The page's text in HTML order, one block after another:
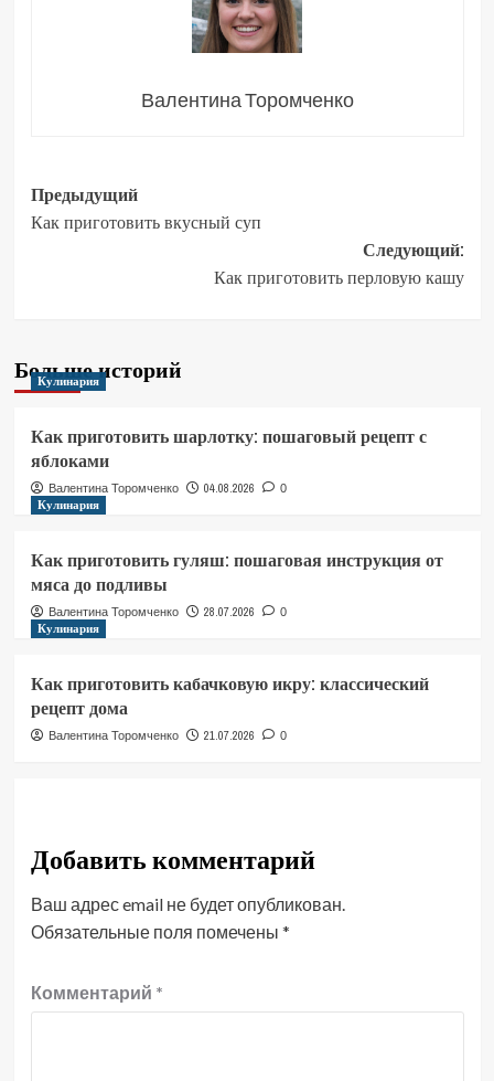
Валентина Торомченко
Навигация
записи
Предыдущий
Как приготовить вкусный суп
Следующий:
Как приготовить перловую кашу
Больше историй
Кулинария
Как приготовить шарлотку: пошаговый рецепт с
яблоками
Валентина Торомченко 04.08.2026 0
Кулинария
Как приготовить гуляш: пошаговая инструкция от
мяса до подливы
Валентина Торомченко 28.07.2026 0
Кулинария
Как приготовить кабачковую икру: классический
рецепт дома
Валентина Торомченко 21.07.2026 0
Добавить комментарий
Ваш адрес email не будет опубликован.
Обязательные поля помечены *
Комментарий *